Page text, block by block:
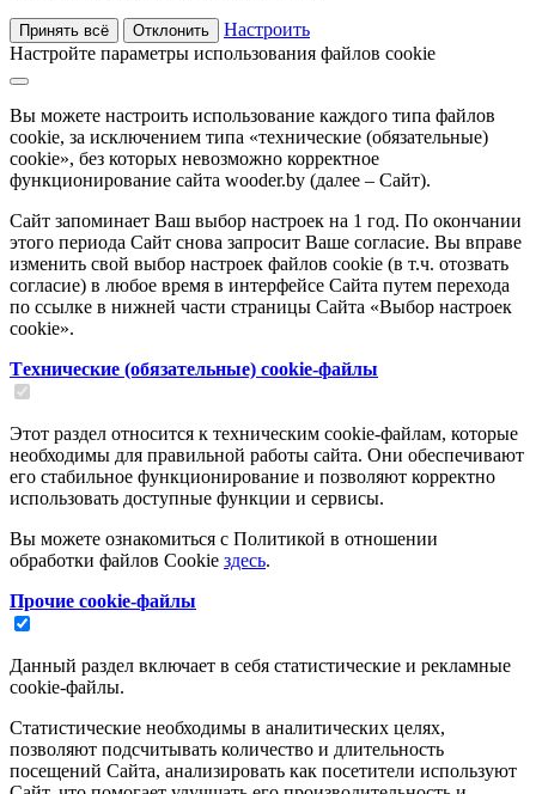
Принять всё Отклонить
Настроить
Настройте параметры использования файлов cookie
Вы можете настроить использование каждого типа файлов
cookie, за исключением типа «технические (обязательные)
cookie», без которых невозможно корректное
функционирование сайта wooder.by (далее – Сайт).
Сайт запоминает Ваш выбор настроек на 1 год. По окончании
этого периода Сайт снова запросит Ваше согласие. Вы вправе
изменить свой выбор настроек файлов cookie (в т.ч. отозвать
согласие) в любое время в интерфейсе Сайта путем перехода
по ссылке в нижней части страницы Сайта «Выбор настроек
cookie».
Tехнические (обязательные) cookie-файлы
Этот раздел относится к техническим cookie-файлам, которые
необходимы для правильной работы сайта. Они обеспечивают
его стабильное функционирование и позволяют корректно
использовать доступные функции и сервисы.
Вы можете ознакомиться с Политикой в отношении
обработки файлов Cookie здесь.
Прочие cookie-файлы
Данный раздел включает в себя статистические и рекламные
cookie-файлы.
Статистические необходимы в аналитических целях,
позволяют подсчитывать количество и длительность
посещений Сайта, анализировать как посетители используют